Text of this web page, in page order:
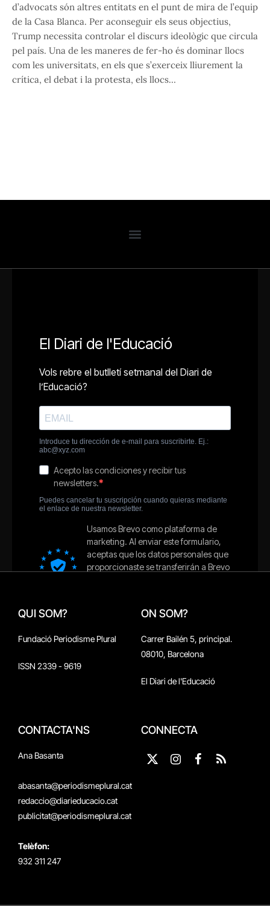
d’advocats són altres entitats en el punt de mira de l’equip
de la Casa Blanca. Per aconseguir els seus objectius,
Trump necessita controlar el discurs ideològic que circula
pel país. Una de les maneres de fer-ho és dominar llocs
com les universitats, en els que s’exerceix lliurement la
crítica, el debat i la protesta, els llocs…
QUI SOM?
Fundació Periodisme Plural
ISSN 2339 - 9619
ON SOM?
Carrer Bailén 5, principal.
08010, Barcelona
El Diari de l'Educació
CONTACTA'NS
Ana Basanta
abasanta@periodismeplural.cat
redaccio@diarieducacio.cat
publicitat@periodismeplural.cat
Telèfon:
932 311 247
CONNECTA
X
Instagram
Facebook
RSS